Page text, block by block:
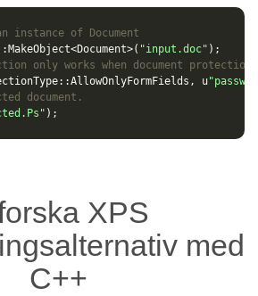
instance of Document
MakeObject<Document>( "input.doc" );
only works when document
::AllowOnlyFormFields , u
document.
);
XPS
med
C++